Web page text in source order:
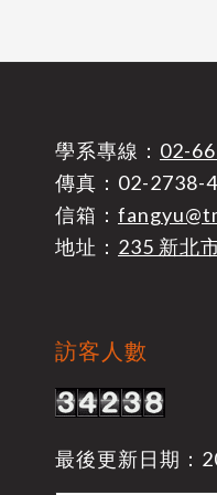
學系專線： 02-
傳真：02-2738-
信箱：
地址： 235 新北
訪客人數
最後更新日期：